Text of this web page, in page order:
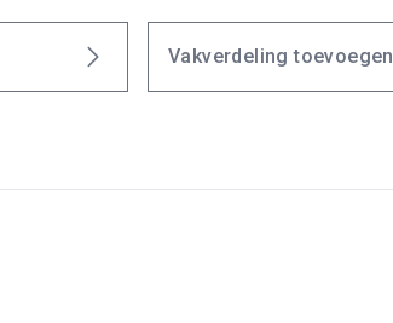
Vakverdeling toevoegen